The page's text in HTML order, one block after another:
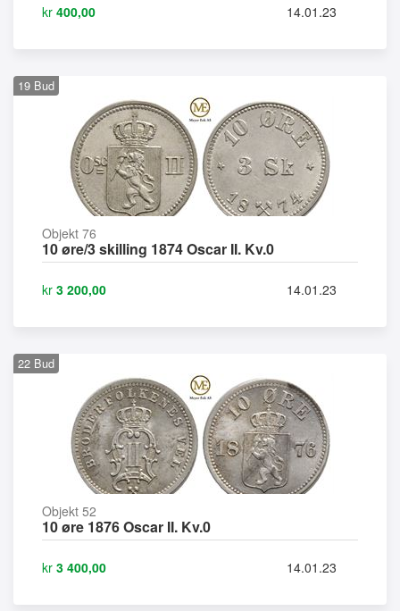
kr 400,00 14.01.23
19 Bud
Objekt 76
10 øre/3 skilling 1874 Oscar II. Kv.0
kr 3 200,00 14.01.23
22 Bud
Objekt 52
10 øre 1876 Oscar II. Kv.0
kr 3 400,00 14.01.23